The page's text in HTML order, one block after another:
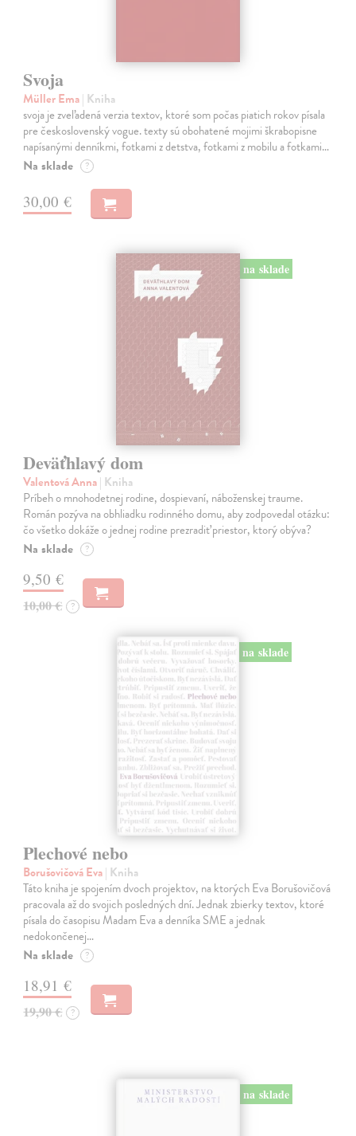
Svoja
Müller Ema| Kniha
svoja je zveľadená verzia textov, ktoré som počas piatich rokov písala
pre československý vogue. texty sú obohatené mojimi škrabopisne
napísanými denníkmi, fotkami z detstva, fotkami z mobilu a fotkami…
Na sklade ?
30,00 €
na sklade
Deväťhlavý dom
Valentová Anna| Kniha
Príbeh o mnohodetnej rodine, dospievaní, náboženskej traume.
Román pozýva na obhliadku rodinného domu, aby zodpovedal otázku:
čo všetko dokáže o jednej rodine prezradiť priestor, ktorý obýva?
Na sklade ?
9,50 €
10,00 € ?
na sklade
Plechové nebo
Borušovičová Eva| Kniha
Táto kniha je spojením dvoch projektov, na ktorých Eva Borušovičová
pracovala až do svojich posledných dní. Jednak zbierky textov, ktoré
písala do časopisu Madam Eva a denníka SME a jednak
nedokončenej…
Na sklade ?
18,91 €
19,90 € ?
na sklade